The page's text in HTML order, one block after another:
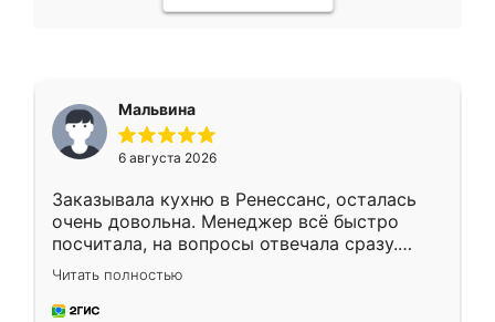
Мальвина
6 августа 2026
Заказывала кухню в Ренессанс, осталась
очень довольна. Менеджер всё быстро
посчитала, на вопросы отвечала сразу.
Замерщик приехал в субботу, подошёл к
делу со всей ответственностью. Собрали
за день, ребята работали аккуратно, даже
Читать полностью